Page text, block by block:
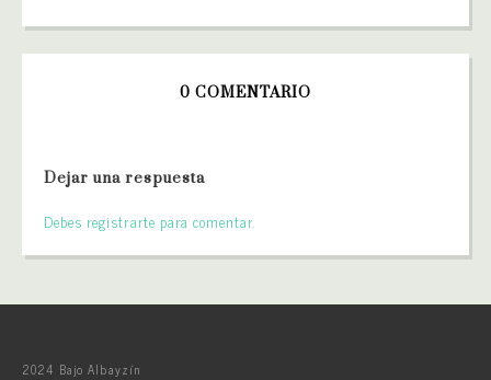
0 COMENTARIO
Dejar una respuesta
Debes registrarte para comentar.
2024 Bajo Albayzín